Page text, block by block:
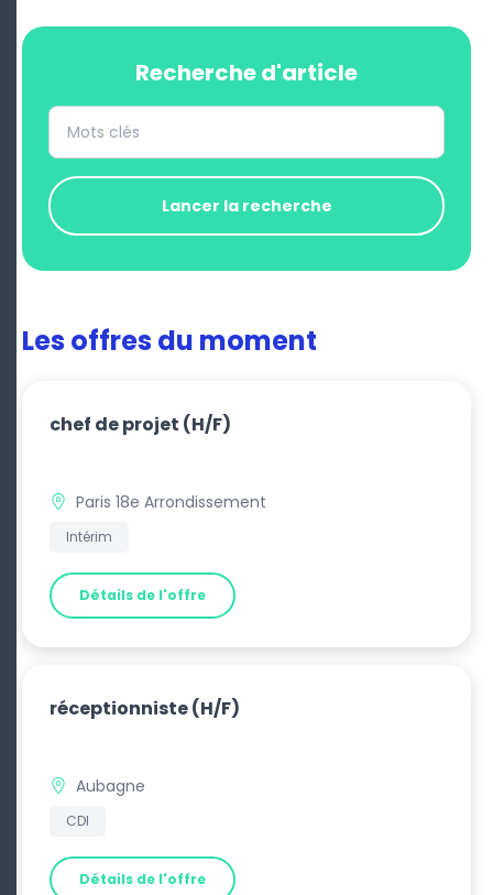
Recherche d'article
Lancer la recherche
Les offres du moment
chef de projet (H/F)
Paris 18e Arrondissement
Intérim
Détails de l'offre
réceptionniste(H/F)
Aubagne
CDI
Détails de l'offre